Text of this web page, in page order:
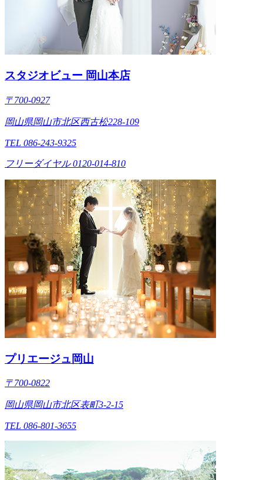
スタジオビュー 岡山本店
〒700-0927
岡山県岡山市北区西古松228-109
TEL 086-243-9325
フリーダイヤル 0120-014-810
プリエージュ岡山
〒700-0822
岡山県岡山市北区表町3-2-15
TEL 086-801-3655